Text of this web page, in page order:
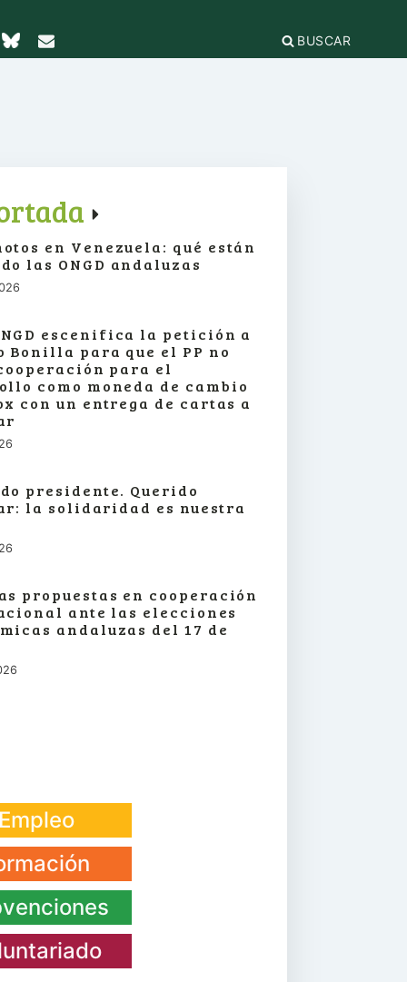
BUSCAR
LA COORDINADORA
la ciudadanía global
Feminista
Antiacoso
de
y
igualdad
en Venezuela: qué están
las ONGD andaluzas
escenifica la petición a
Bonilla para que el PP no
para el
como moneda de cambio
con un entrega de cartas a
presidente. Querido
la solidaridad es nuestra
propuestas en cooperación
ante las elecciones
andaluzas del 17 de
Empleo